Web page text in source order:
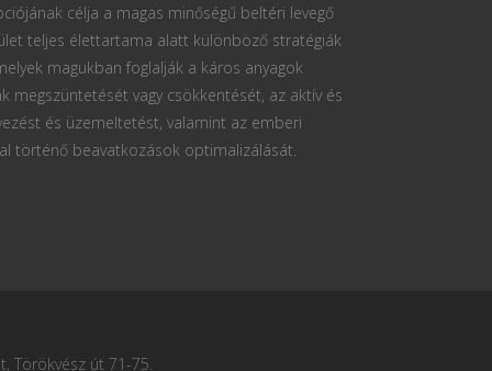
célja a magas minőségű beltéri levegő
teljes élettartama alatt különböző stratégiák
magukban foglalják a káros anyagok
megszüntetését vagy csökkentését, az aktív és
és üzemeltetést, valamint az emberi
történő beavatkozások optimalizálását.
Törökvész út 71-75.